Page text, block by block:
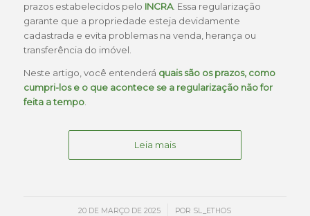
prazos estabelecidos pelo INCRA. Essa regularização
garante que a propriedade esteja devidamente
cadastrada e evita problemas na venda, herança ou
transferência do imóvel.
Neste artigo, você entenderá quais são os prazos, como
cumpri-los e o que acontece se a regularização não for
feita a tempo.
Leia mais
20 DE MARÇO DE 2025
/ POR SL_ETHOS